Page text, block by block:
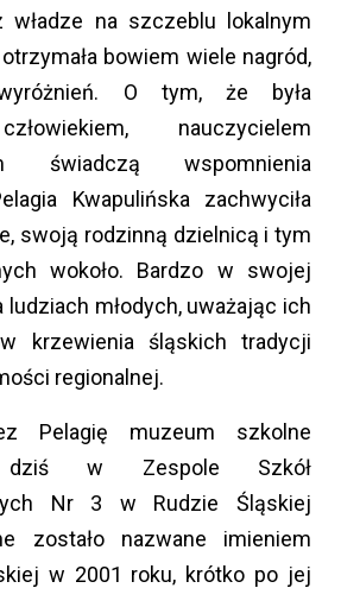
władze na szczeblu lokalnym
bowiem wiele nagród,
O tym, że była
nauczycielem
świadczą wspomnienia
Kwapulińska zachwyciła
swoją rodzinną dzielnicą i tym
wokoło. Bardzo w swojej
ludziach młodych, uważając ich
krzewienia śląskich tradycji
regionalnej.
Pelagię muzeum szkolne
w Zespole Szkół
Nr 3 w Rudzie Śląskiej
zostało nazwane imieniem
w 2001 roku, krótko po jej